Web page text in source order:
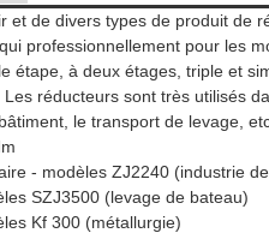
et de divers types de produit de
professionnellement pour les
étape, à deux étages, triple et
réducteurs sont très utilisés
le transport de levage,
- modèles ZJ2240 (industrie
SZJ3500 (levage de bateau)
Kf 300 (métallurgie)